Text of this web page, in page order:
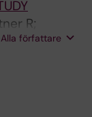
R;
M; Rumpf B;
Alla författare